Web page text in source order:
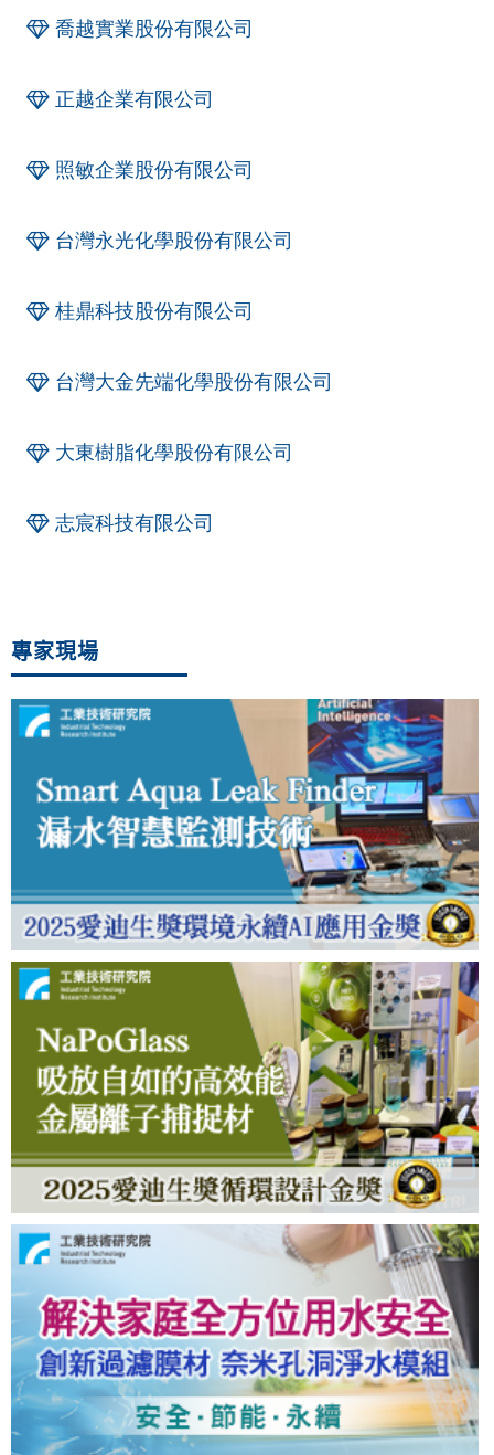
喬越實業股份有限公司
正越企業有限公司
照敏企業股份有限公司
台灣永光化學股份有限公司
桂鼎科技股份有限公司
台灣大金先端化學股份有限公司
大東樹脂化學股份有限公司
志宸科技有限公司
專家現場